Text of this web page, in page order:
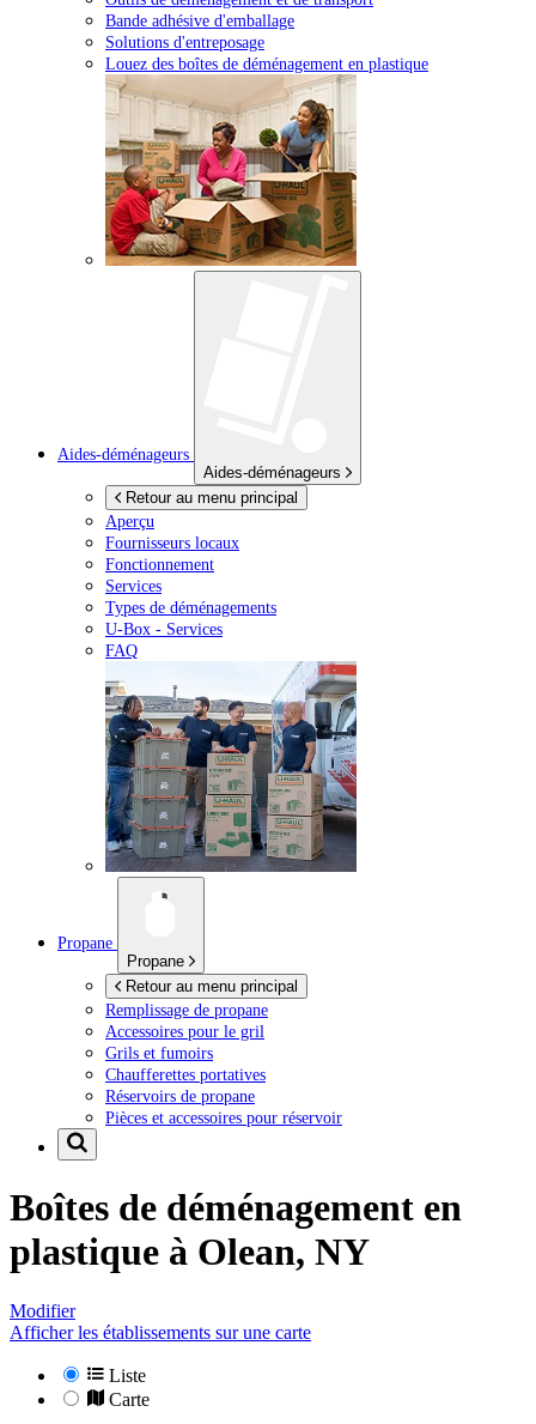
Bande adhésive d'emballage
Solutions d'entreposage
Louez des boîtes de déménagement en plastique
Aides-déménageurs
Aides-déménageurs
Retour au menu principal
Aperçu
Fournisseurs locaux
Fonctionnement
Services
Types de déménagements
U-Box - Services
FAQ
Propane
Propane
Retour au menu principal
Remplissage de propane
Accessoires pour le gril
Grils et fumoirs
Chaufferettes portatives
Réservoirs de propane
Pièces et accessoires pour réservoir
Boîtes de déménagement en
plastique à Olean, NY
Modifier
Afficher les établissements sur une carte
Liste
Carte